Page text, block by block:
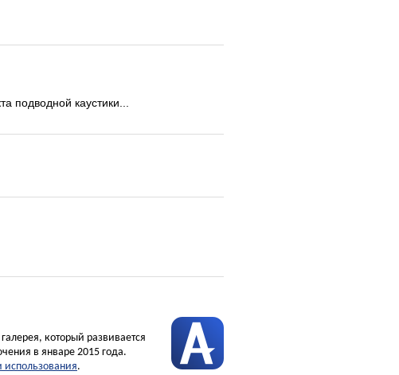
подводной каустики...
который развивается
в январе 2015 года.
использования.